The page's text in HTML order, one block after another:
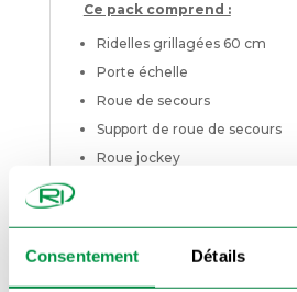
Consentement Détails
Ce pack comprend :
Ridelles grillagées 60 cm
Porte échelle
Roue de secours
Support de roue de secours
Roue jockey
Caractéristiques
Châssis galvanisé